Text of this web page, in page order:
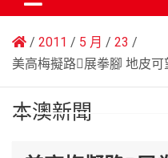
2011 5 月
23
美高梅擬路展拳腳 地皮可
本澳新聞